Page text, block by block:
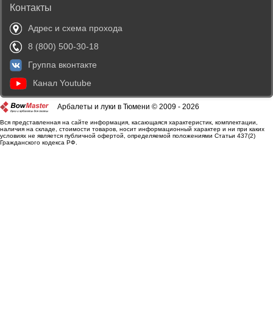
Контакты
Адрес и схема прохода
8 (800) 500-30-18
Группа вконтакте
Канал Youtube
Арбалеты и луки в Тюмени © 2009 - 2026
Вся представленная на сайте информация, касающаяся характеристик, комплектации,
наличия на складе, стоимости товаров, носит информационный характер и ни при каких
условиях не является публичной офертой, определяемой положениями Статьи 437(2)
Гражданского кодекса РФ.